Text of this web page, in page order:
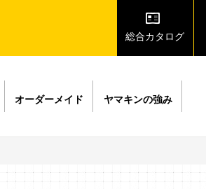
総合カタログ
オーダーメイド ヤマキンの強み